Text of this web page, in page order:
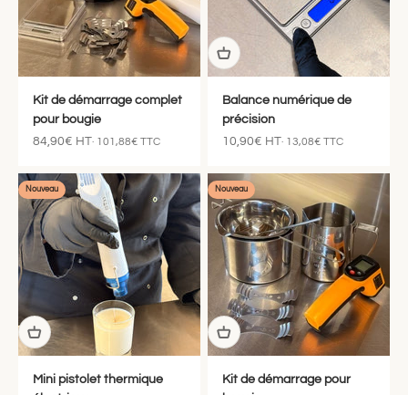
Kit de démarrage complet
pour bougie
Prix de vente
84,90€ HT· 101,88€ TTC
Balance numérique de
précision
Prix de vente
10,90€ HT· 13,08€ TTC
Nouveau
Mini pistolet thermique
Nouveau
Kit de démarrage pour